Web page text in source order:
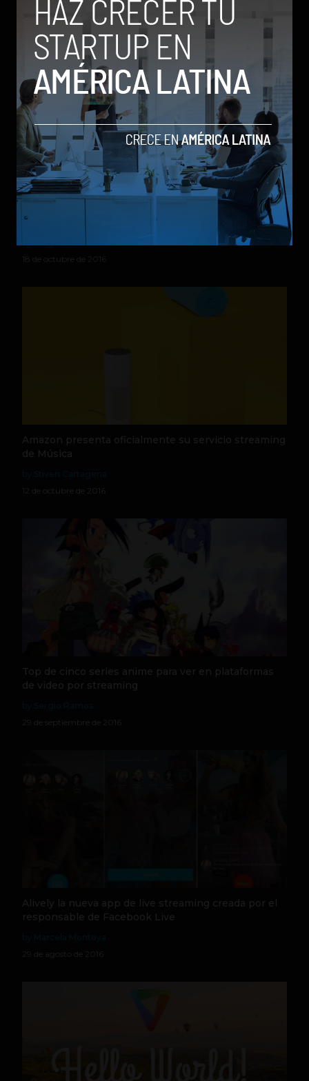
by Stiven Cartagena
4 de noviembre de 2016
streaming de video
18 de octubre de 2016
Amazon presenta oficialmente su servicio streaming
de Música
12 de octubre de 2016
Top de cinco series anime para ver en plataformas
de video por streaming
29 de septiembre de 2016
Alively la nueva app de live streaming creada por el
responsable de Facebook Live
29 de agosto de 2016